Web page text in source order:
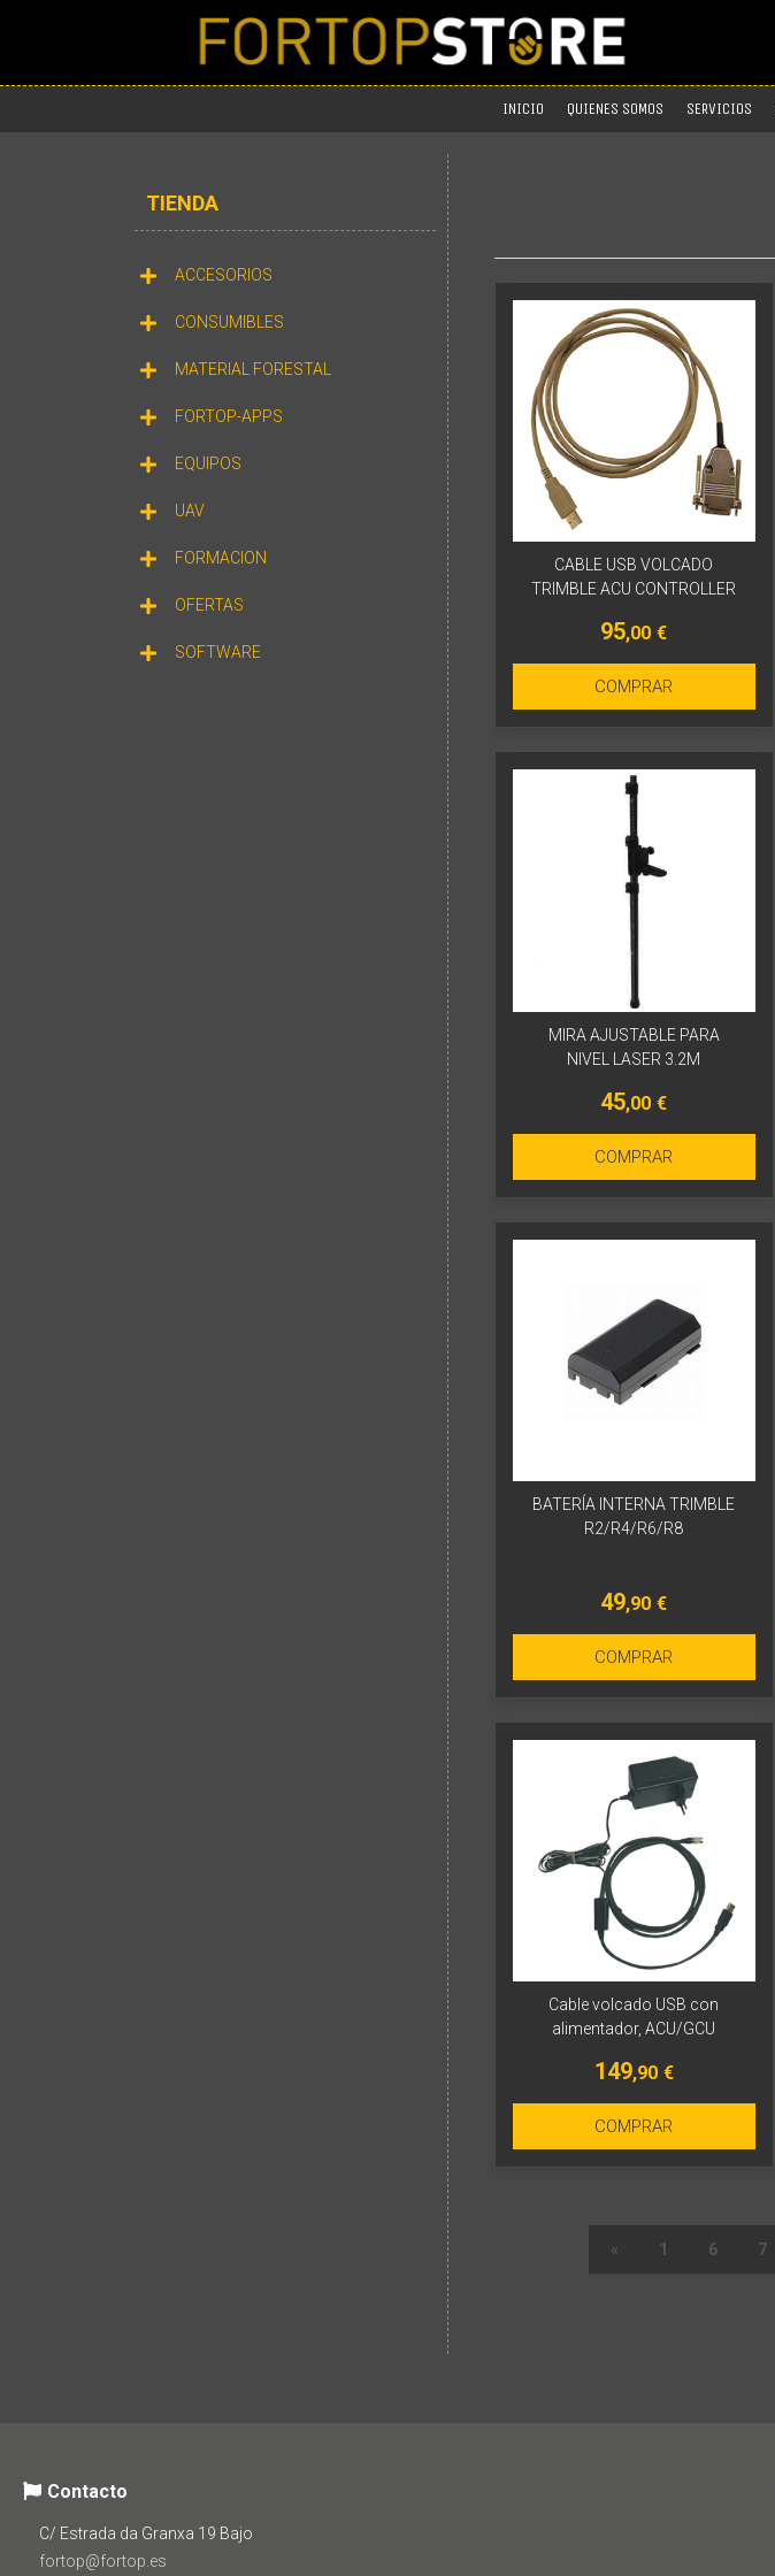
INICIO QUIENES SOMOS SERVICIOS
TIENDA
ACCESORIOS
CONSUMIBLES
MATERIAL FORESTAL
FORTOP-APPS
EQUIPOS
UAV
FORMACION
OFERTAS
SOFTWARE
CABLE USB VOLCADO
TRIMBLE ACU CONTROLLER
95,00 €
COMPRAR
MIRA AJUSTABLE PARA
NIVEL LASER 3.2M
45,00 €
COMPRAR
BATERÍA INTERNA TRIMBLE
R2/R4/R6/R8
49,90 €
COMPRAR
Cable volcado USB con
alimentador, ACU/GCU
149,90 €
COMPRAR
« 1 6 7
Contacto
C/ Estrada da Granxa 19 Bajo
fortop@fortop.es